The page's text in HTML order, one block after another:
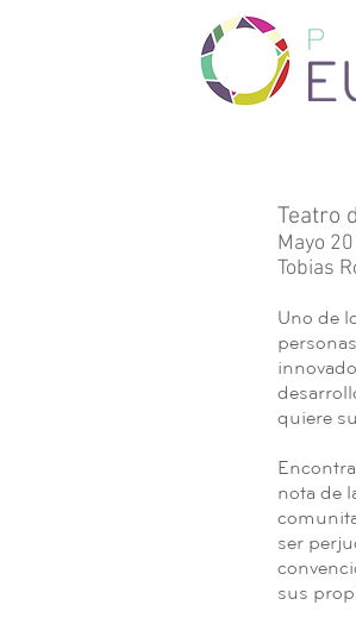
Teatro
Mayo
Tobias
Uno de
quiere
nota de
ser
sus